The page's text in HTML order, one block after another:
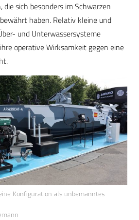
die sich besonders im Schwarzen
haben. Relativ kleine und
und Unterwassersysteme
operative Wirksamkeit gegen eine
Konfiguration als unbemanntes